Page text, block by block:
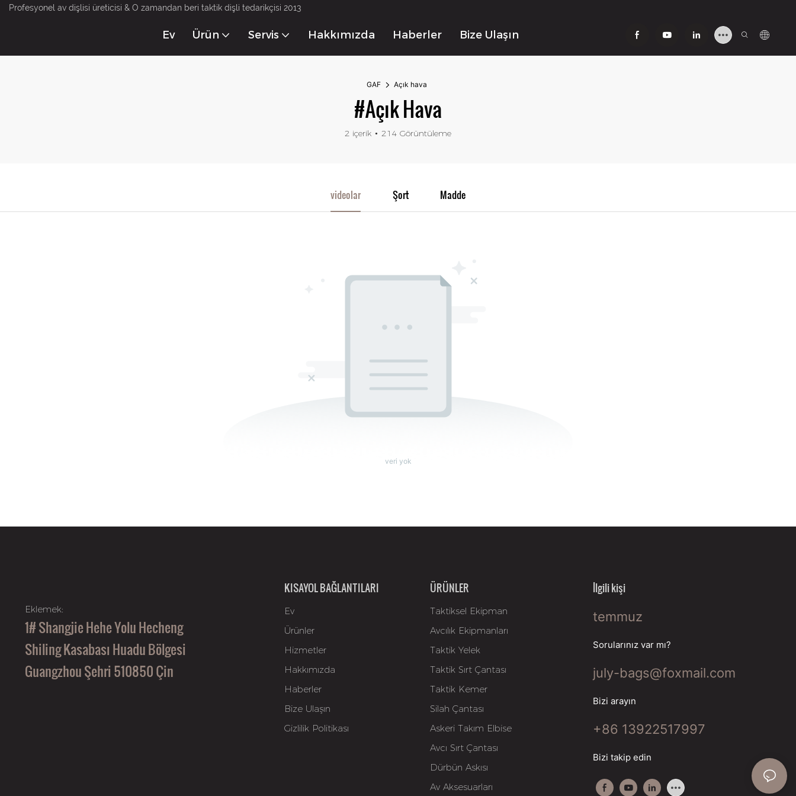
Profesyonel av dişlisi üreticisi & O zamandan beri taktik dişli tedarikçisi 2013
Ev Ürün Servis Hakkımızda Haberler Bize Ulaşın
GAF Açık hava
#Açık Hava
2 içerik 214 Görüntüleme
videolar Şort Madde
veri yok
Eklemek:
1# Shangjie Hehe Yolu Hecheng
Shiling Kasabası Huadu Bölgesi
Guangzhou Şehri 510850 Çin
KISAYOL BAĞLANTILARI
Ev
Ürünler
Hizmetler
Hakkımızda
Haberler
Bize Ulaşın
Gizlilik Politikası
ÜRÜNLER
Taktiksel Ekipman
Avcılık Ekipmanları
Taktik Yelek
Taktik Sırt Çantası
Taktik Kemer
Silah Çantası
Askeri Takım Elbise
Avcı Sırt Çantası
Dürbün Askısı
Av Aksesuarları
İlgili kişi
temmuz
Sorularınız var mı?
july-bags@foxmail.com
Bizi arayın
+86 13922517997
Bizi takip edin